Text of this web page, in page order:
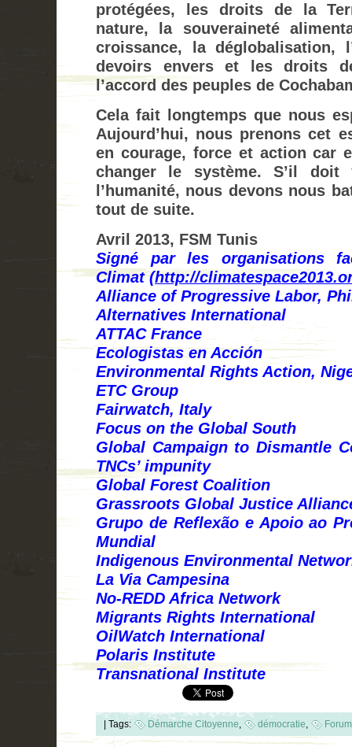
protégées, les droits de la
nature, la souveraineté
croissance, la déglobalisation,
devoirs envers et les droits
l’accord des peuples de
Cela fait longtemps que nous
Aujourd’hui, nous prenons cet
en courage, force et action car
changer le système. S’il
l’humanité, nous devons nous
tout de suite.
Avril 2013, FSM Tunis
Signé par les organisations
Climat (http://
Alliance of Progressive Labor,
Alternatives International
ATTAC France
Ecologistas en Acción
Environmental Rights Action,
ETC Group
Fairwatch, Italy
Focus on the Global South
Global Campaign to Dismantle
TNCs’ impunity
Global Forest Coalition
Grassroots Global Justice
Grupo de Reflexão e Apoio ao
Mundial
Indigenous Environmental
La Via Campesina
No-REDD Africa Network
Migrants Rights International
OilWatch International
Polaris Institute
Transnational Institute
Tags: Démarche Citoyenne, démocratie,